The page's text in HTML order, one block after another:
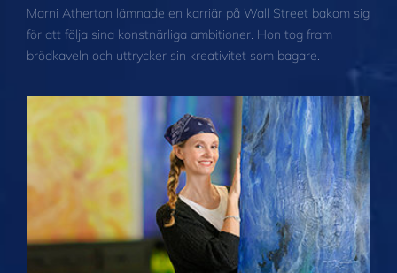
Marni Atherton lämnade en karriär på Wall Street bakom sig
för att följa sina konstnärliga ambitioner. Hon tog fram
brödkaveln och uttrycker sin kreativitet som bagare.